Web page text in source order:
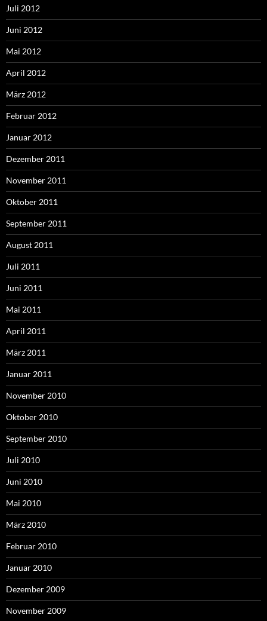
Juli 2012
Juni 2012
Mai 2012
April 2012
März 2012
Februar 2012
Januar 2012
Dezember 2011
November 2011
Oktober 2011
September 2011
August 2011
Juli 2011
Juni 2011
Mai 2011
April 2011
März 2011
Januar 2011
November 2010
Oktober 2010
September 2010
Juli 2010
Juni 2010
Mai 2010
März 2010
Februar 2010
Januar 2010
Dezember 2009
November 2009